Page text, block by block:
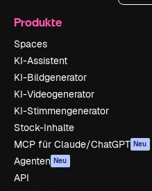
Produkte
Spaces
KI-Assistent
KI-Bildgenerator
KI-Videogenerator
KI-Stimmengenerator
Stock-Inhalte
MCP für Claude/ChatGPT Neu
Agenten Neu
API